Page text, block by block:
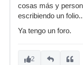
cosas más y
escribiendo un
Ya tengo un foro.
2